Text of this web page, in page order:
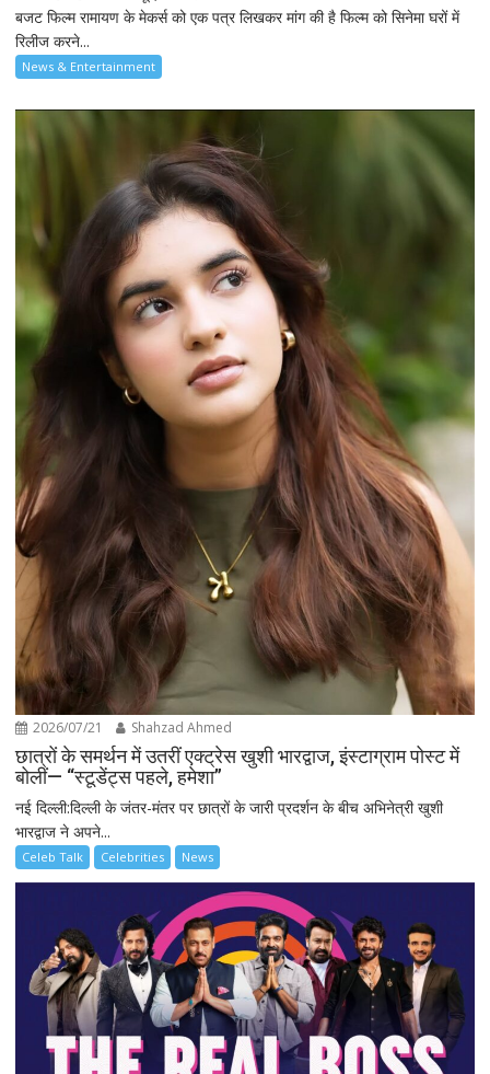
बजट फिल्म रामायण के मेकर्स को एक पत्र लिखकर मांग की है फिल्म को सिनेमा घरों में
रिलीज करने...
News & Entertainment
2026/07/21 Shahzad Ahmed
छात्रों के समर्थन में उतरीं एक्ट्रेस खुशी भारद्वाज, इंस्टाग्राम पोस्ट में
बोलीं— “स्टूडेंट्स पहले, हमेशा”
नई दिल्ली:दिल्ली के जंतर-मंतर पर छात्रों के जारी प्रदर्शन के बीच अभिनेत्री खुशी
भारद्वाज ने अपने...
Celeb Talk Celebrities News